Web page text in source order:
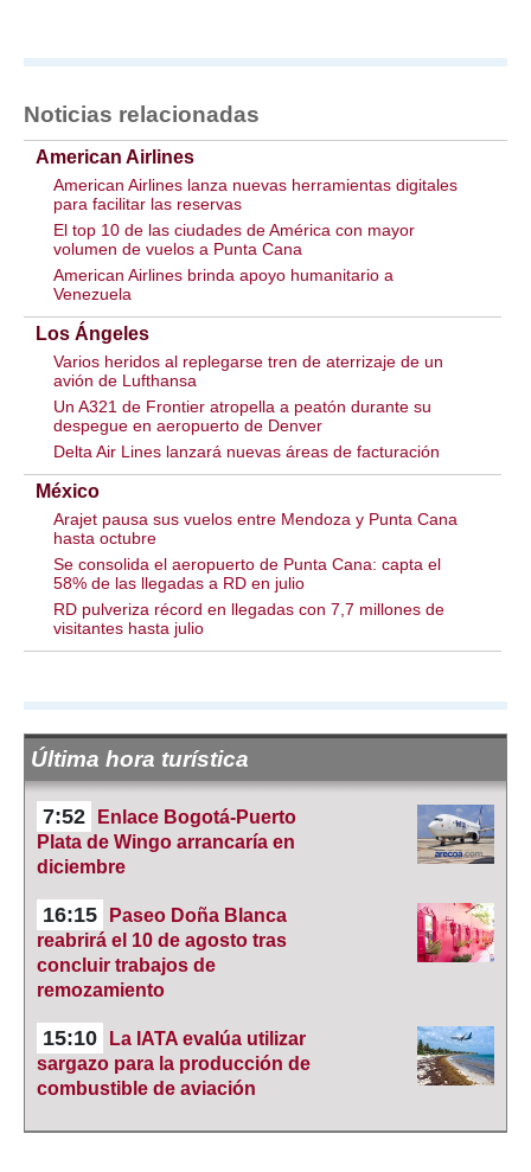
Noticias relacionadas
American Airlines
American Airlines lanza nuevas herramientas digitales
para facilitar las reservas
El top 10 de las ciudades de América con mayor
volumen de vuelos a Punta Cana
American Airlines brinda apoyo humanitario a
Venezuela
Los Ángeles
Varios heridos al replegarse tren de aterrizaje de un
avión de Lufthansa
Un A321 de Frontier atropella a peatón durante su
despegue en aeropuerto de Denver
Delta Air Lines lanzará nuevas áreas de facturación
México
Arajet pausa sus vuelos entre Mendoza y Punta Cana
hasta octubre
Se consolida el aeropuerto de Punta Cana: capta el
58% de las llegadas a RD en julio
RD pulveriza récord en llegadas con 7,7 millones de
visitantes hasta julio
Última hora turística
7:52
Enlace Bogotá-Puerto
Plata de Wingo arrancaría en
diciembre
16:15
Paseo Doña Blanca
reabrirá el 10 de agosto tras
concluir trabajos de
remozamiento
15:10
La IATA evalúa utilizar
sargazo para la producción de
combustible de aviación